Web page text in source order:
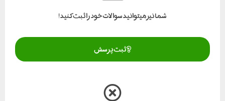
شما نیز میتوانید سوالات خود را ثبت کنید!
ثبت پرسش